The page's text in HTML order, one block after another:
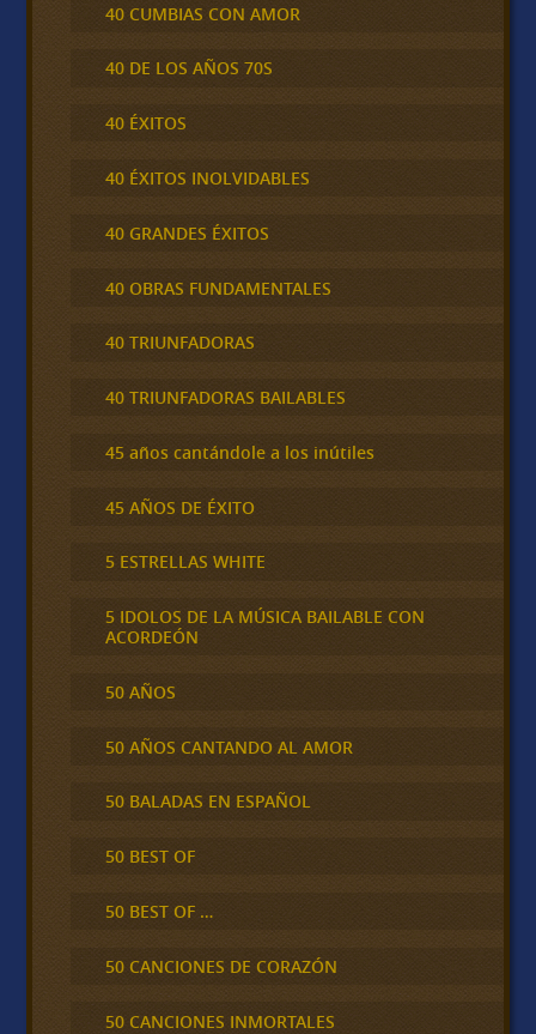
40 CUMBIAS CON AMOR
40 DE LOS AÑOS 70S
40 ÉXITOS
40 ÉXITOS INOLVIDABLES
40 GRANDES ÉXITOS
40 OBRAS FUNDAMENTALES
40 TRIUNFADORAS
40 TRIUNFADORAS BAILABLES
45 años cantándole a los inútiles
45 AÑOS DE ÉXITO
5 ESTRELLAS WHITE
5 IDOLOS DE LA MÚSICA BAILABLE CON
ACORDEÓN
50 AÑOS
50 AÑOS CANTANDO AL AMOR
50 BALADAS EN ESPAÑOL
50 BEST OF
50 BEST OF …
50 CANCIONES DE CORAZÓN
50 CANCIONES INMORTALES